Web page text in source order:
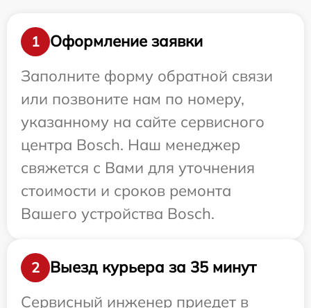
1
Оформление заявки
Заполните форму обратной связи
или позвоните нам по номеру,
указанному на сайте сервисного
центра Bosch. Наш менеджер
свяжется с Вами для уточнения
стоимости и сроков ремонта
Вашего устройства Bosch.
2
Выезд курьера за 35 минут
Сервисный инженер приедет в